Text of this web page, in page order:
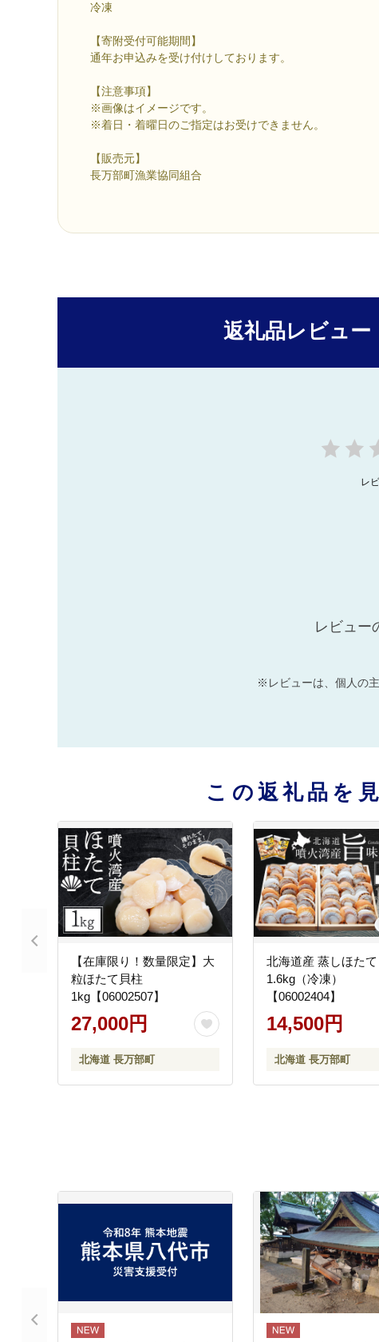
冷凍
【寄附受付可能期間】
通年お申込みを受け付けしております。
【注意事項】
※画像はイメージです。
※着日・着曜日のご指定はお受けできません。
【販売元】
長万部町漁業協同組合
返礼品レビュー
レ
レビュー
※レビューは、個人の
この返礼品を
【在庫限り！数量限定】大
粒ほたて貝柱
1kg【06002507】
27,000円
北海道 長万部町
北海道産 蒸しほたて
1.6kg（冷凍）
【06002404】
14,500円
北海道 長万部町